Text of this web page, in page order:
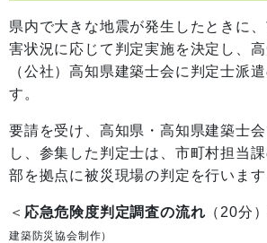
県内で大きな地震が発生したときに
害状況に応じて判定実施を決定し、
（公社）高知県建築士会に判定士派
す。
要請を受け、高知県・高知県建築士
し、参集した判定士は、市町村担当
部を拠点に被災現場の判定を行います
＜ 応急危険度判定調査の流れ （20分
建築防災協会制作）